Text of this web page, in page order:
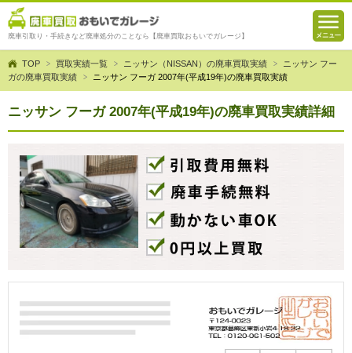
廃車引取り・手続きなど廃車処分のことなら【廃車買取おもいでガレージ】
TOP 買取実績一覧 ニッサン（NISSAN）の廃車買取実績
ニッサン フー
ガの廃車買取実績
ニッサン フーガ 2007年(平成19年)の廃車買取実績
ニッサン フーガ 2007年(平成19年)の廃車買取実績詳細